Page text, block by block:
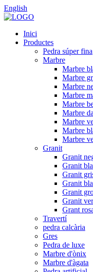
English
Inici
Productes
Pedra súper fina
Marbre
Marbre
Marbre
Marbre
Marbre
Marbre
Marbre
Marbre
Marbre
Marbre
Granit
Granit
Granit
Granit
Granit
Granit
Granit
Grant
Travertí
pedra calcària
Gres
Pedra de luxe
Marbre d'ònix
Marbre d'àgata